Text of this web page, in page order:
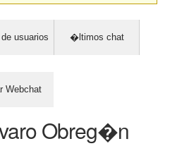
usuarios �ltimos chat
Webchat
Obreg�n